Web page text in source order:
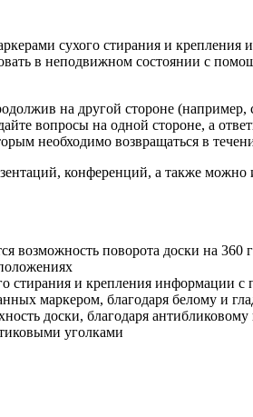
сухого стирания и
в неподвижном состоянии с
на другой стороне
вопросы на одной стороне, а
необходимо возвращаться в
конференций, а также
возможность поворота доски на 360
стирания и крепления информации
маркером, благодаря белому и
доски, благодаря
уголками